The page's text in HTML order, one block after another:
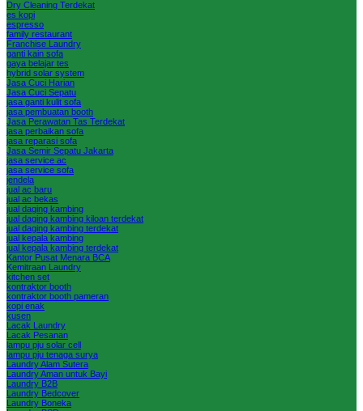
Dry Cleaning Terdekat
es kopi
espresso
family restaurant
Franchise Laundry
ganti kain sofa
gaya belajar tes
hybrid solar system
Jasa Cuci Harian
Jasa Cuci Sepatu
jasa ganti kulit sofa
jasa pembuatan booth
Jasa Perawatan Tas Terdekat
jasa perbaikan sofa
jasa reparasi sofa
Jasa Semir Sepatu Jakarta
jasa service ac
jasa service sofa
jendela
jual ac baru
jual ac bekas
jual daging kambing
jual daging kambing kiloan terdekat
jual daging kambing terdekat
jual kepala kambing
jual kepala kambing terdekat
Kantor Pusat Menara BCA
Kemitraan Laundry
kitchen set
kontraktor booth
kontraktor booth pameran
kopi enak
kusen
Lacak Laundry
Lacak Pesanan
lampu pju solar cell
lampu pju tenaga surya
Laundry Alam Sutera
Laundry Aman untuk Bayi
Laundry B2B
Laundry Bedcover
Laundry Boneka